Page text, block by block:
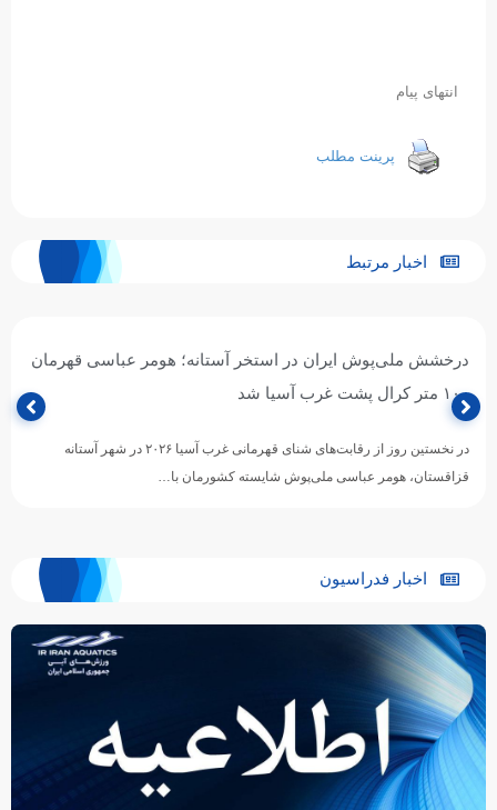
انتهای پیام
پرینت مطلب
اخبار مرتبط
درخشش ملی‌پوش ایران در استخر آستانه؛ هومر عباسی قهرمان
۱۰۰ متر کرال پشت غرب آسیا شد
در نخستین روز از رقابت‌های شنای قهرمانی غرب آسیا ۲۰۲۶ در شهر آستانه
قزاقستان، هومر عباسی ملی‌پوش شایسته کشورمان با…
اخبار فدراسیون